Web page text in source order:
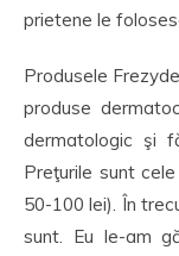
prietene le
Produsele
produse
dermatologic şi
Preţurile sunt
50-100 lei). În
sunt. Eu le-am